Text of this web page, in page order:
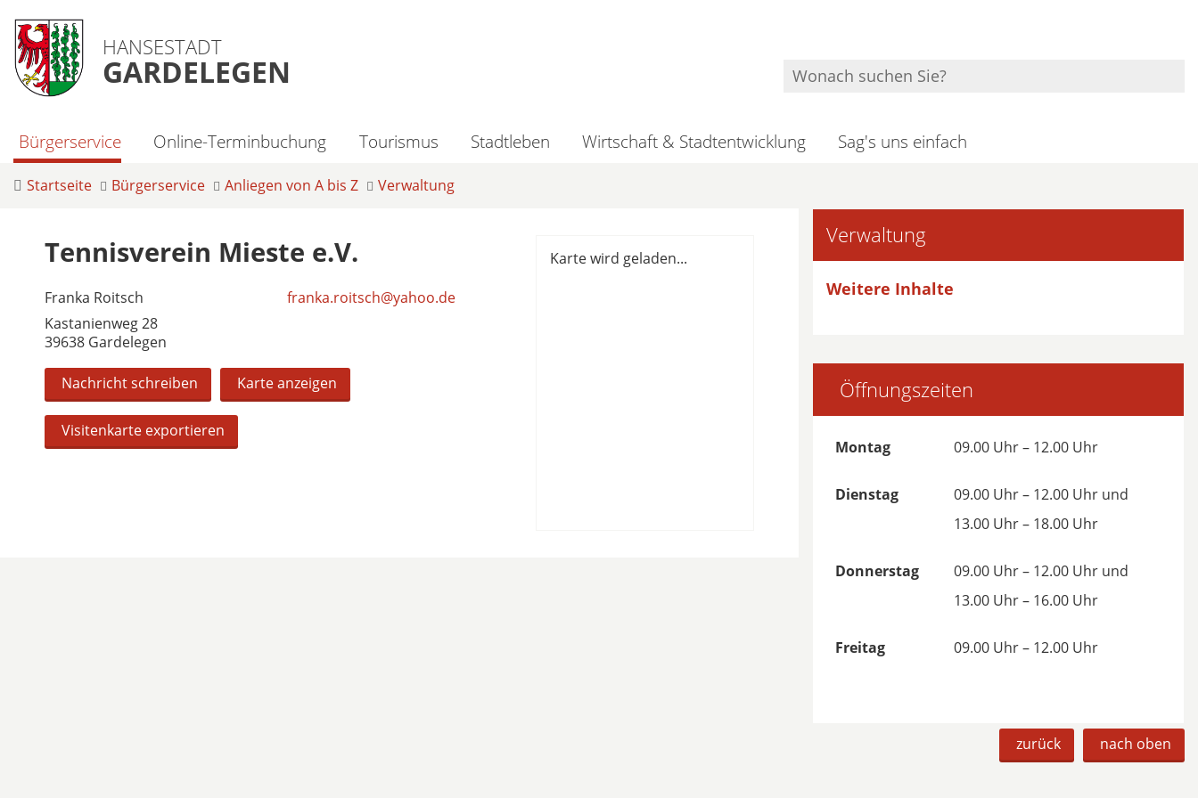
HANSESTADT
GARDELEGEN
Bürgerservice Online-Terminbuchung Tourismus Stadtleben Wirtschaft & Stadtentwicklung Sag's uns einfach
Startseite Bürgerservice Anliegen von A bis Z Verwaltung
Tennisverein Mieste e.V.
Franka Roitsch
Kastanienweg 28
39638 Gardelegen
franka.roitsch@yahoo.de
Nachricht schreiben Karte anzeigen
Visitenkarte exportieren
Karte wird geladen...
Verwaltung
Weitere Inhalte
Öffnungszeiten
Montag 09.00 Uhr – 12.00 Uhr
Dienstag
09.00 Uhr – 12.00 Uhr und
13.00 Uhr – 18.00 Uhr
Donnerstag
09.00 Uhr – 12.00 Uhr und
13.00 Uhr – 16.00 Uhr
Freitag 09.00 Uhr – 12.00 Uhr
zurück nach oben